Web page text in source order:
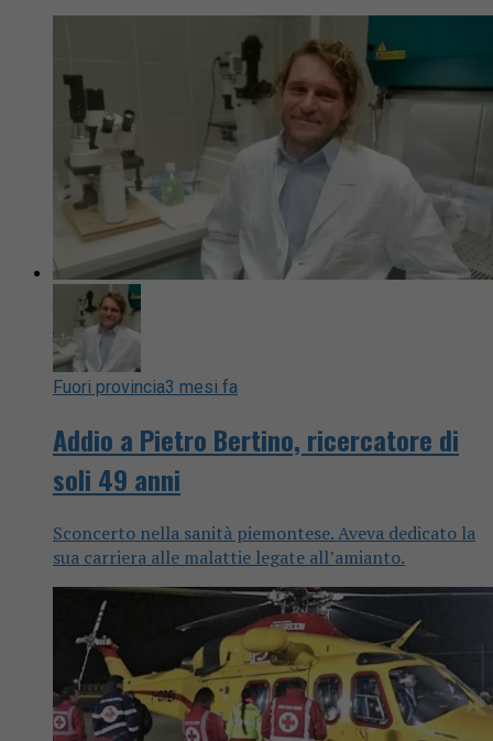
Fuori provincia3 mesi fa
Addio a Pietro Bertino, ricercatore di
soli 49 anni
Sconcerto nella sanità piemontese. Aveva dedicato la
sua carriera alle malattie legate all’amianto.